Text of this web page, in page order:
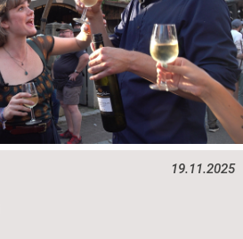
19.11.2025